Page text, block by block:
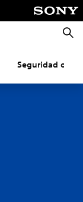
Seguridad